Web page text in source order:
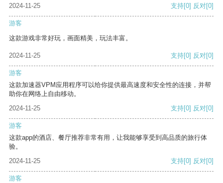
2024-11-25 支持[0] 反对[0]
游客
这款游戏非常好玩，画面精美，玩法丰富。
2024-11-25 支持[0] 反对[0]
游客
这款加速器VPM应用程序可以给你提供最高速度和安全性的连接，并帮
助你在网络上自由移动。
2024-11-25
支持[0] 反对[0]
游客
这款app的酒店、餐厅推荐非常有用，让我能够享受到高品质的旅行体
验。
2024-11-25
支持[0] 反对[0]
游客